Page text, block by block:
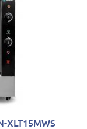
XLT15MWS